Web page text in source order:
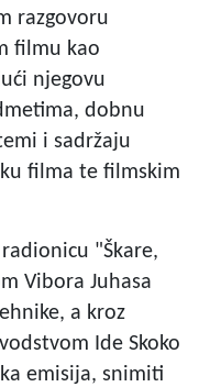
razgovoru
filmu kao
njegovu
dobnu
i sadržaju
filma te filmskim
"Škare,
Vibora Juhasa
a kroz
Ide Skoko
emisija, snimiti